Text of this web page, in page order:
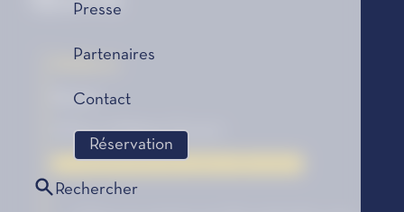
Presse
Partenaires
Contact
Réservation
Rechercher
Kokoro
Roman
Éditions Philippe Picquier
Le Coup de Cœur des Lycéens, édition 2016